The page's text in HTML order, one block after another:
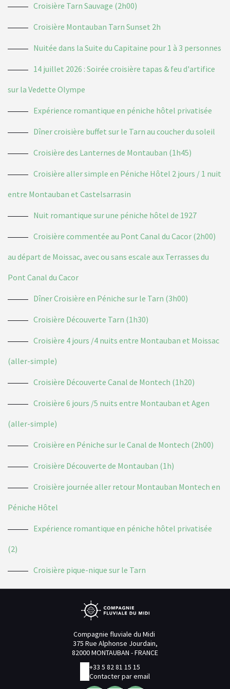
Croisière Tarn Sauvage (2h00)
Croisière Montauban Tarn Sunset 2h
Nuitée dans la Suite du Capitaine pour 1 à 3 personnes
14 juillet 2026 : Soirée croisière tapas & feu d'artifice
sur la Vedette Olympe
Expérience romantique en péniche hôtel privatisée
Dîner croisière buffet sur le Tarn au coucher du soleil
Croisière des Lanternes de Montauban (1h45)
Croisière aller simple en Péniche Hôtel 2 jours / 1 nuit
entre Montauban et Castelsarrasin
Nuit romantique sur une péniche hôtel de 1927
Croisière commentée au Pont Canal du Cacor (2h00)
au départ de Moissac, avec ou sans escale aux Terrasses du
Pont Canal du Cacor
Dîner Croisière en Péniche sur le Tarn (3h00)
Croisière Découverte Tarn (1h30)
Croisière 4 jours /4 nuits entre Montauban et Moissac
(aller-simple)
Croisière Découverte Canal de Montech (1h20)
Croisière 6 jours /5 nuits entre Montauban et Agen
(aller-simple)
Croisière en Péniche sur le Canal de Montech (2h00)
Croisière Découverte de Montauban (1h)
Croisière journée aller retour Montauban Montech en
Péniche Hôtel
Expérience romantique en péniche hôtel privatisée
(2)
Croisière pique-nique sur le Tarn
Compagnie fluviale du Midi
375 Rue Alphonse Jourdain,
82000 MONTAUBAN - FRANCE
+33 5 82 81 15 15
Contacter par email